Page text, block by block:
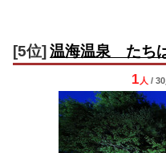
[5位] 温海温泉 たち
1 人 / 30